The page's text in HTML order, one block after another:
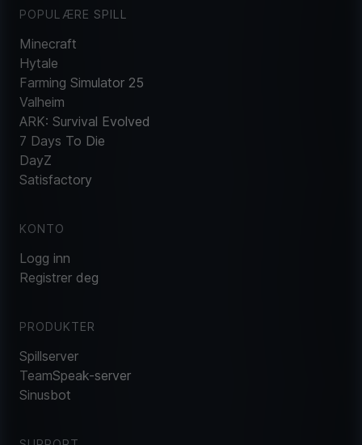
Hytale
Farming Simulator 25
Valheim
ARK: Survival Evolved
7 Days To Die
DayZ
Satisfactory
Registrer deg
TeamSpeak-server
Sinusbot